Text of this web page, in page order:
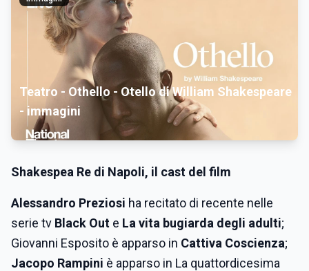
Teatro - Othello - Otello di William Shakespeare
- immagini
Shakespea Re di Napoli, il cast del film
Alessandro Preziosi ha recitato di recente nelle
serie tv Black Out e La vita bugiarda degli adulti;
Giovanni Esposito è apparso in Cattiva Coscienza;
Jacopo Rampini è apparso in La quattordicesima